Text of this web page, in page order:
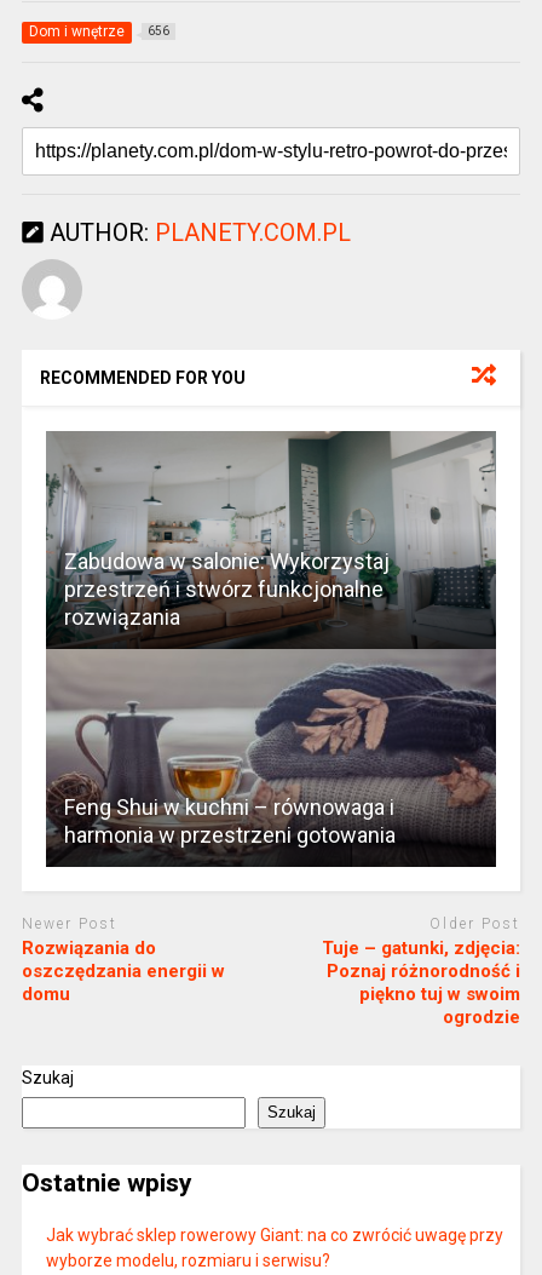
Dom i wnętrze 656
AUTHOR: PLANETY.COM.PL
RECOMMENDED FOR YOU
Zabudowa w salonie: Wykorzystaj
przestrzeń i stwórz funkcjonalne
rozwiązania
Feng Shui w kuchni – równowaga i
harmonia w przestrzeni gotowania
Newer Post
Rozwiązania do
oszczędzania energii w
domu
Older Post
Tuje – gatunki, zdjęcia:
Poznaj różnorodność i
piękno tuj w swoim
ogrodzie
Szukaj
Szukaj
Ostatnie wpisy
Jak wybrać sklep rowerowy Giant: na co zwrócić uwagę przy
wyborze modelu, rozmiaru i serwisu?